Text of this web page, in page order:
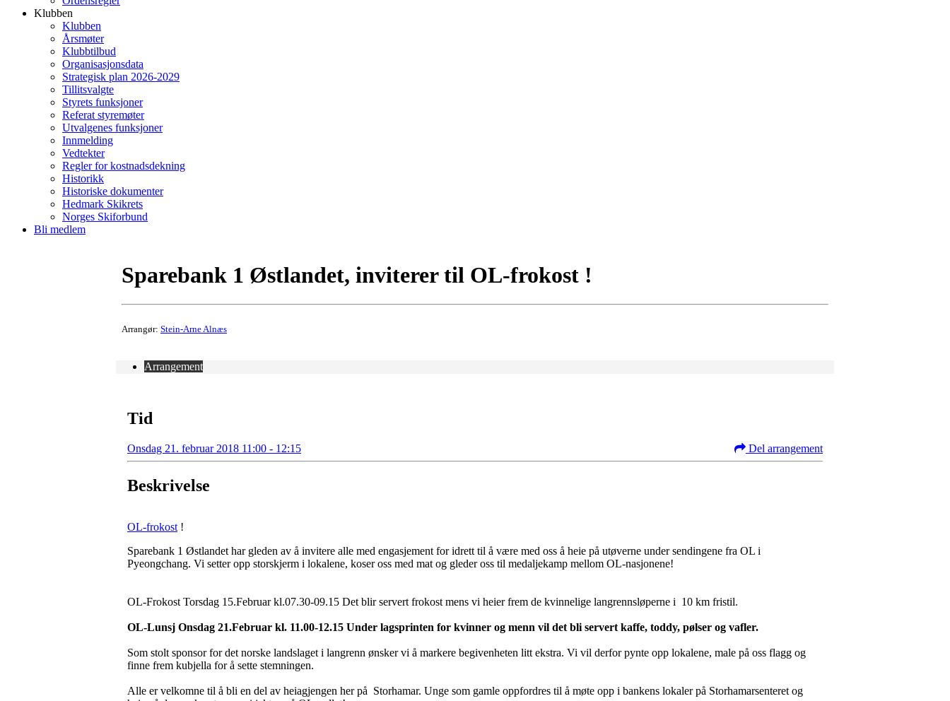
Klubben
Klubben
Årsmøter
Klubbtilbud
Organisasjonsdata
Strategisk plan 2026-2029
Tillitsvalgte
Styrets funksjoner
Referat styremøter
Utvalgenes funksjoner
Innmelding
Vedtekter
Regler for kostnadsdekning
Historikk
Historiske dokumenter
Hedmark Skikrets
Norges Skiforbund
Bli medlem
Sparebank 1 Østlandet, inviterer til OL-frokost !
Arrangør: Stein-Arne Alnæs
Arrangement
Tid
Onsdag 21. februar 2018 11:00 - 12:15 Del arrangement
Beskrivelse
OL-frokost !
Sparebank 1 Østlandet har gleden av å invitere alle med engasjement for idrett til å være med oss å heie på utøverne under sendingene fra OL i
Pyeongchang. Vi setter opp storskjerm i lokalene, koser oss med mat og gleder oss til medaljekamp mellom OL-nasjonene!
OL-Frokost Torsdag 15.Februar kl.07.30-09.15 Det blir servert frokost mens vi heier frem de kvinnelige langrennsløperne i 10 km fristil.
OL-Lunsj Onsdag 21.Februar kl. 11.00-12.15 Under lagsprinten for kvinner og menn vil det bli servert kaffe, toddy, pølser og vafler.
Som stolt sponsor for det norske landslaget i langrenn ønsker vi å markere begivenheten litt ekstra. Vi vil derfor pynte opp lokalene, male på oss flagg og
finne frem kubjella for å sette stemningen.
Alle er velkomne til å bli en del av heiagjengen her på Storhamar. Unge som gamle oppfordres til å møte opp i bankens lokaler på Storhamarsenteret og